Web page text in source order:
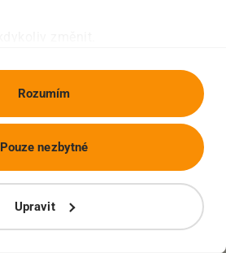
Rozumím
Upravit
Pouze nezbytné